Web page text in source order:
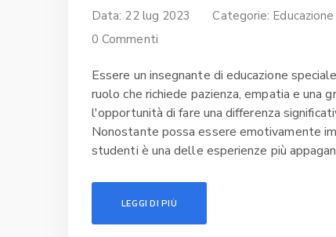
Data: 22 lug 2023 Categorie:
0 Commenti
Essere un insegnante di educazione
ruolo che richiede pazienza, empatia e una
l'opportunità di fare una differenza
Nonostante possa essere emotivamente
studenti è una delle esperienze più
LEGGI DI PIÙ